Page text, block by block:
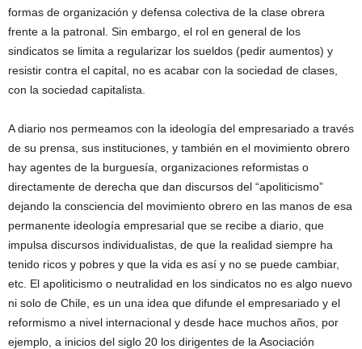
formas de organización y defensa colectiva de la clase obrera
frente a la patronal. Sin embargo, el rol en general de los
sindicatos se limita a regularizar los sueldos (pedir aumentos) y
resistir contra el capital, no es acabar con la sociedad de clases,
con la sociedad capitalista.
A diario nos permeamos con la ideología del empresariado a través
de su prensa, sus instituciones, y también en el movimiento obrero
hay agentes de la burguesía, organizaciones reformistas o
directamente de derecha que dan discursos del “apoliticismo”
dejando la consciencia del movimiento obrero en las manos de esa
permanente ideología empresarial que se recibe a diario, que
impulsa discursos individualistas, de que la realidad siempre ha
tenido ricos y pobres y que la vida es así y no se puede cambiar,
etc. El apoliticismo o neutralidad en los sindicatos no es algo nuevo
ni solo de Chile, es un una idea que difunde el empresariado y el
reformismo a nivel internacional y desde hace muchos años, por
ejemplo, a inicios del siglo 20 los dirigentes de la Asociación